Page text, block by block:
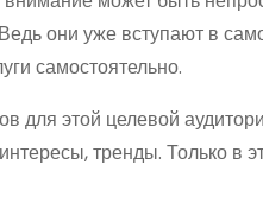
они уже вступают в
самостоятельно.
этой целевой
тренды. Только в